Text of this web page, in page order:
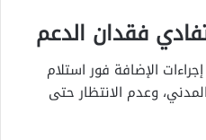
فقدان الدعم
الإضافة فور استلام
وعدم الانتظار حتى